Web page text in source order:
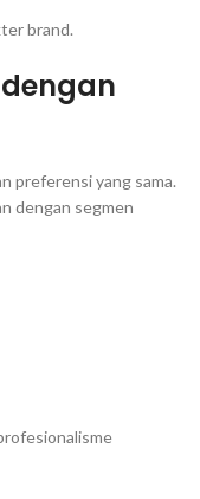
brand.
preferensi yang sama.
dengan segmen